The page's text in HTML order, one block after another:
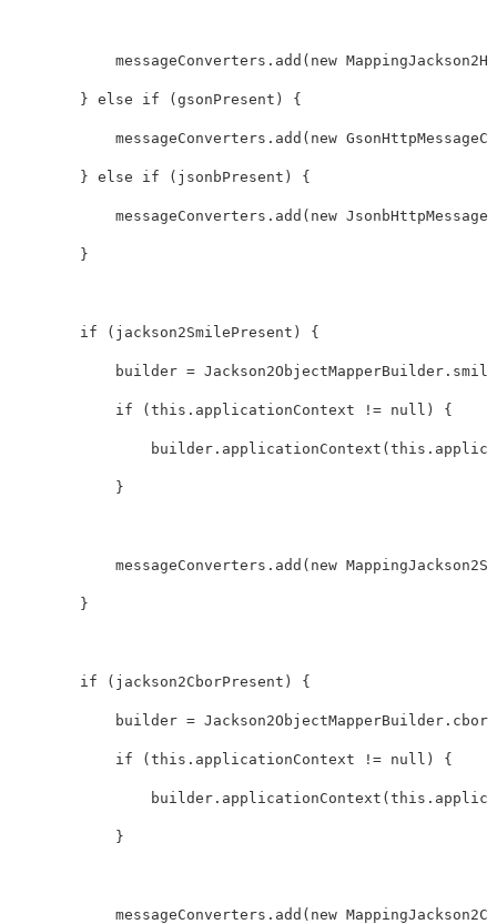
            messageConverters
. add ( new
} else if ( gsonPresent ) {
            messageConverters
. add ( new
} else if ( jsonbPresent ) {
            messageConverters
. add ( new
}
if ( jackson2SmilePresent ) {
            builder
= Jackson2ObjectMapperBuilder . smile
if ( this . applicationContext != null ) {
                builder
. applicationContext ( this .
}
            messageConverters
. add ( new
}
if ( jackson2CborPresent ) {
            builder
= Jackson2ObjectMapperBuilder . cbor
if ( this . applicationContext != null ) {
                builder
. applicationContext ( this .
}
            messageConverters
. add ( new